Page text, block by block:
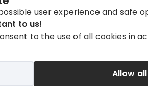
user experience and safe
to us!
to the use of all cookies in
Allow all
.